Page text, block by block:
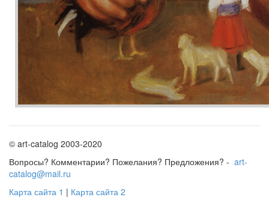
© art-catalog 2003-2020
Вопросы? Комментарии? Пожелания? Предложения? - art-
catalog@mail.ru
Карта сайта 1 | Карта сайта 2